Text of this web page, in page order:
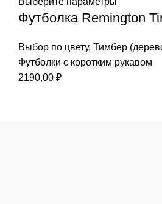
Футболка Remington
Выбор по цвету, Тимбер
Футболки с коротким рукавом
2190,00 ₽